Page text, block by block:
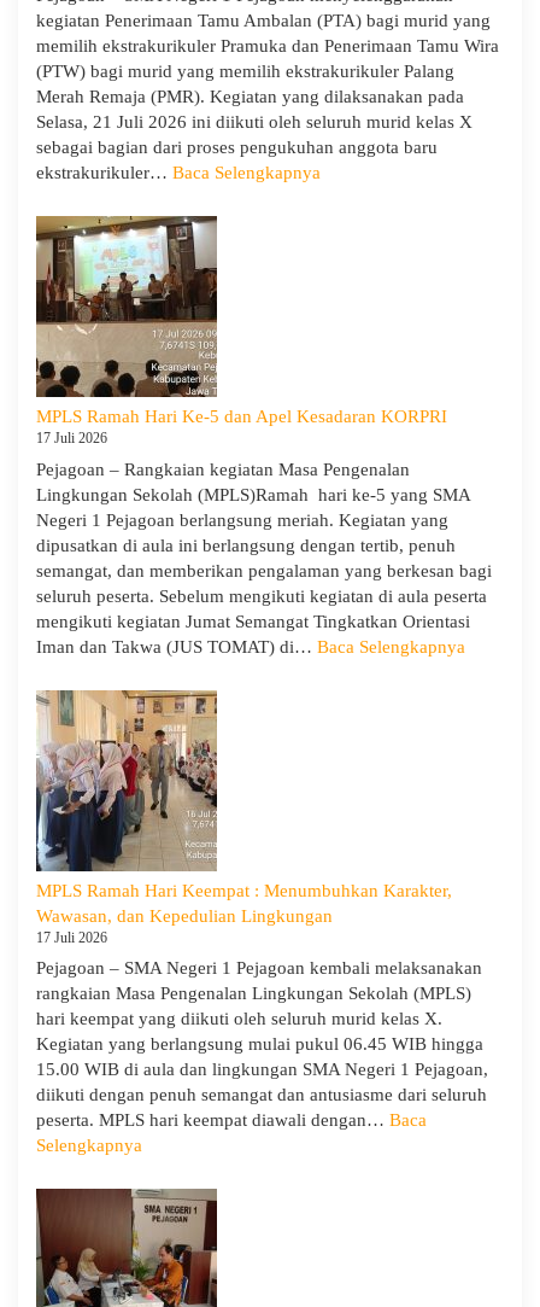
1
Pejagoan
Tahun
Pelajaran
2026/2027
kegiatan Penerimaan Tamu Ambalan (PTA) bagi murid yang
memilih ekstrakurikuler Pramuka dan Penerimaan Tamu Wira
(PTW) bagi murid yang memilih ekstrakurikuler Palang
Merah Remaja (PMR). Kegiatan yang dilaksanakan pada
Selasa, 21 Juli 2026 ini diikuti oleh seluruh murid kelas X
sebagai bagian dari proses pengukuhan anggota baru
ekstrakurikuler… Baca Selengkapnya
Wira
Tanamkan
Jiwa
Kepemimpinan,
Pengabdian,
dan
Kepedulian
MPLS Ramah Hari Ke-5 dan Apel Kesadaran KORPRI
17 Juli 2026
Pejagoan – Rangkaian kegiatan Masa Pengenalan
Lingkungan Sekolah (MPLS)Ramah hari ke-5 yang SMA
Negeri 1 Pejagoan berlangsung meriah. Kegiatan yang
dipusatkan di aula ini berlangsung dengan tertib, penuh
semangat, dan memberikan pengalaman yang berkesan bagi
seluruh peserta. Sebelum mengikuti kegiatan di aula peserta
mengikuti kegiatan Jumat Semangat Tingkatkan Orientasi
Iman dan Takwa (JUS TOMAT) di… Baca Selengkapnya
MPLS Ramah Hari Keempat : Menumbuhkan Karakter,
Wawasan, dan Kepedulian Lingkungan
17 Juli 2026
Pejagoan – SMA Negeri 1 Pejagoan kembali melaksanakan
rangkaian Masa Pengenalan Lingkungan Sekolah (MPLS)
hari keempat yang diikuti oleh seluruh murid kelas X.
Kegiatan yang berlangsung mulai pukul 06.45 WIB hingga
15.00 WIB di aula dan lingkungan SMA Negeri 1 Pejagoan,
diikuti dengan penuh semangat dan antusiasme dari seluruh
peserta. MPLS hari keempat diawali dengan… Baca
Selengkapnya
Ramah
Hari
Keempat
:
Menumbuhkan